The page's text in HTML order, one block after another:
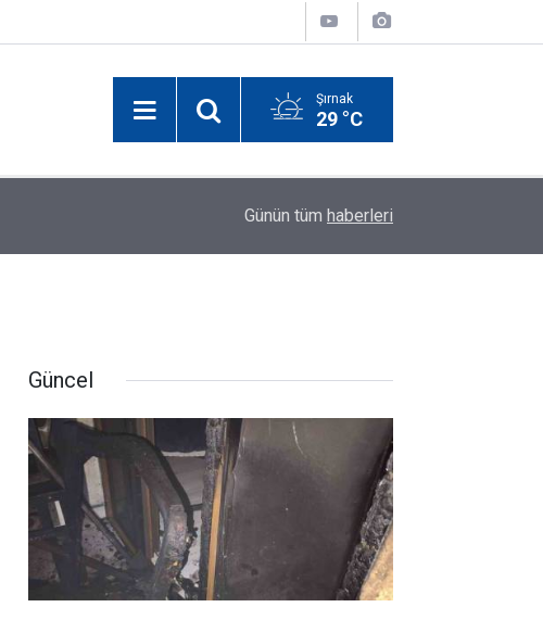
Şırnak
29 °C
Selçuk Bayraktar Şırnak’ta Drone Şampiyonası
Günün tüm haberleri
Güncel